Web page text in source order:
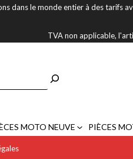
dans le monde entier à des tarifs
TVA non applicable,
MOTO NEUVE PIÈCES